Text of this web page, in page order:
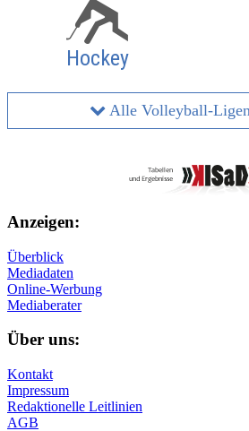
Hockey
Alle Volleyball-Ligen
Anzeigen:
Überblick
Mediadaten
Online-Werbung
Mediaberater
Über uns:
Kontakt
Impressum
Redaktionelle Leitlinien
AGB